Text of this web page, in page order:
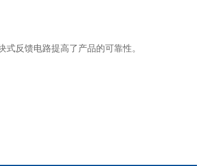
反馈电路提高了产品的可靠性。